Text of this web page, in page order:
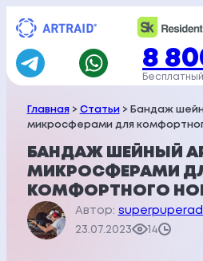
Перейти
содержимому
8
Главная> Статьи> Бандаж
микросферами для
БАНДАЖ ШЕЙНЫЙ
МИКРОСФЕРАМИ
КОМФОРТНОГО
Автор:
23.07.2023 14